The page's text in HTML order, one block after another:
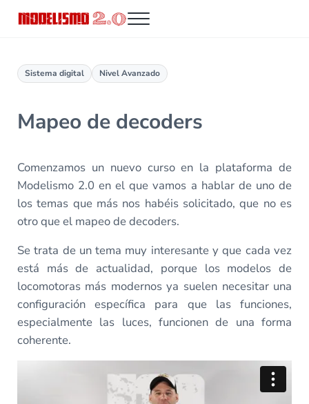
Menu
Sistema digital Nivel Avanzado
Mapeo de decoders
Comenzamos un nuevo curso en la plataforma de
Modelismo 2.0 en el que vamos a hablar de uno de
los temas que más nos habéis solicitado, que no es
otro que el mapeo de decoders.
Se trata de un tema muy interesante y que cada vez
está más de actualidad, porque los modelos de
locomotoras más modernos ya suelen necesitar una
configuración específica para que las funciones,
especialmente las luces, funcionen de una forma
coherente.